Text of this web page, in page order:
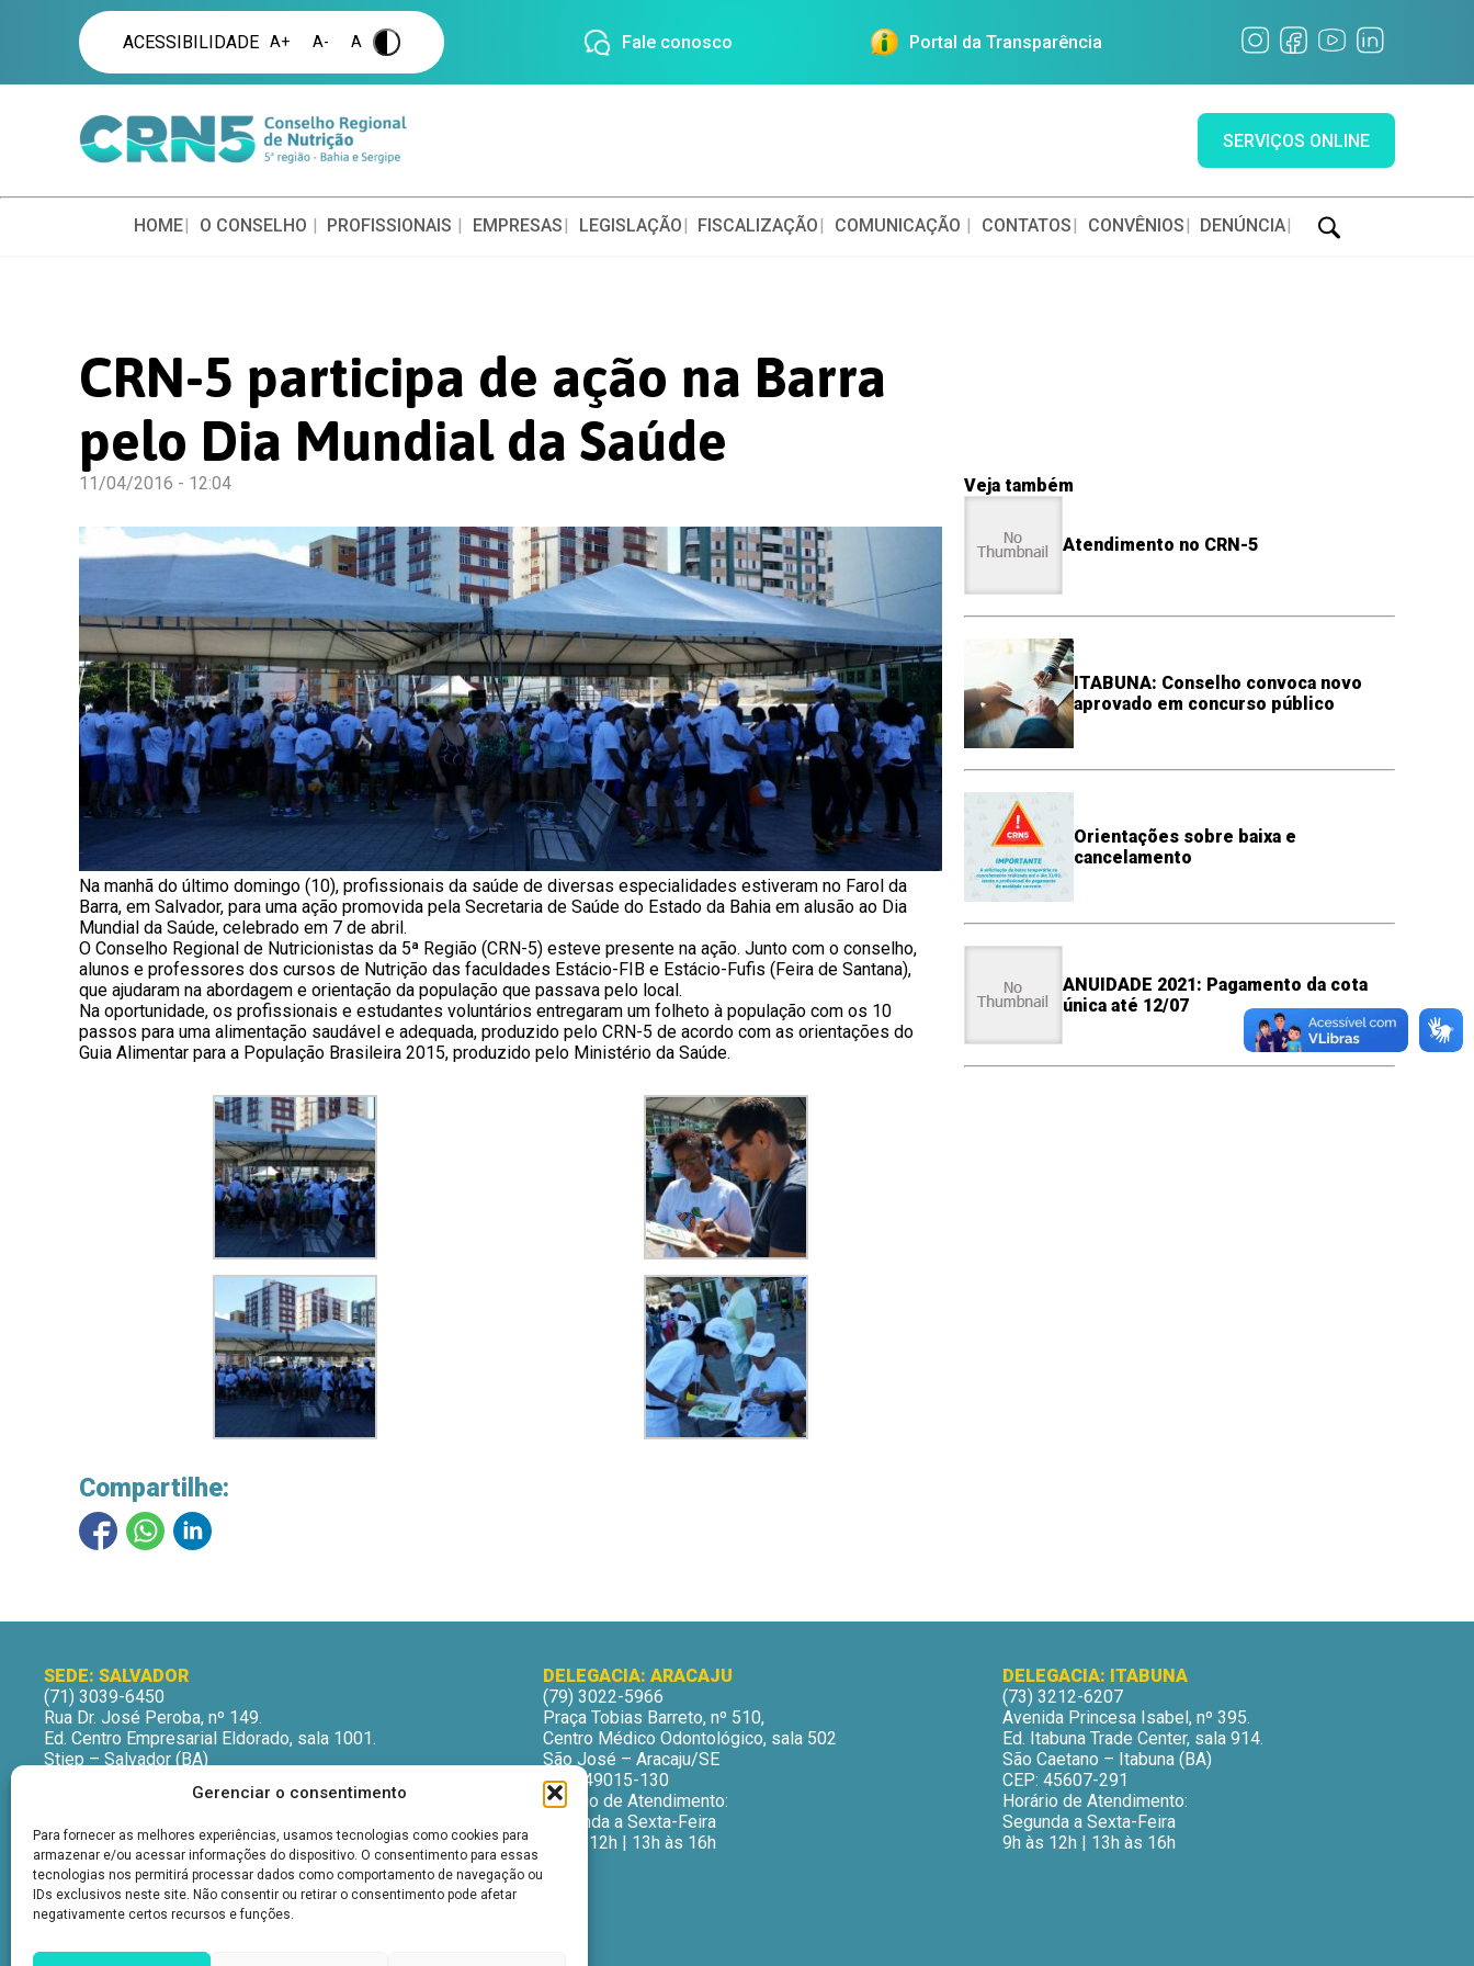
Gerenciar o consentimento
Para fornecer as melhores experiências, usamos tecnologias como cookies para
armazenar e/ou acessar informações do dispositivo. O consentimento para essas
tecnologias nos permitirá processar dados como comportamento de navegação ou
IDs exclusivos neste site. Não consentir ou retirar o consentimento pode afetar
negativamente certos recursos e funções.
ACESSIBILIDADE A+ A- A . Fale conosco Portal da Transparência
SERVIÇOS ONLINE
HOME O CONSELHO PROFISSIONAIS EMPRESAS LEGISLAÇÃO FISCALIZAÇÃO COMUNICAÇÃO CONTATOS CONVÊNIOS DENÚNCIA
CRN-5 participa de ação na Barra
pelo Dia Mundial da Saúde
11/04/2016 - 12:04
Na manhã do último domingo (10), profissionais da saúde de diversas especialidades estiveram no Farol da
Barra, em Salvador, para uma ação promovida pela Secretaria de Saúde do Estado da Bahia em alusão ao Dia
Mundial da Saúde, celebrado em 7 de abril.
O Conselho Regional de Nutricionistas da 5ª Região (CRN-5) esteve presente na ação. Junto com o conselho,
alunos e professores dos cursos de Nutrição das faculdades Estácio-FIB e Estácio-Fufis (Feira de Santana),
que ajudaram na abordagem e orientação da população que passava pelo local.
Na oportunidade, os profissionais e estudantes voluntários entregaram um folheto à população com os 10
passos para uma alimentação saudável e adequada, produzido pelo CRN-5 de acordo com as orientações do
Guia Alimentar para a População Brasileira 2015, produzido pelo Ministério da Saúde.
Compartilhe:
Veja também
Atendimento no CRN-5
ITABUNA: Conselho convoca novo
aprovado em concurso público
Orientações sobre baixa e
cancelamento
ANUIDADE 2021: Pagamento da cota
única até 12/07
SEDE: SALVADOR
(71) 3039-6450
Rua Dr. José Peroba, nº 149.
Ed. Centro Empresarial Eldorado, sala 1001.
Stiep – Salvador (BA)
Horário de Atendimento:
9h às 12h | 13h às 16h
DELEGACIA: ARACAJU
(79) 3022-5966
Praça Tobias Barreto, nº 510,
Centro Médico Odontológico, sala 502
São José – Aracaju/SE
CEP: 49015-130
Horário de Atendimento:
Segunda a Sexta-Feira
9h às 12h | 13h às 16h
DELEGACIA: ITABUNA
(73) 3212-6207
Avenida Princesa Isabel, nº 395.
Ed. Itabuna Trade Center, sala 914.
São Caetano – Itabuna (BA)
CEP: 45607-291
Horário de Atendimento:
Segunda a Sexta-Feira
9h às 12h | 13h às 16h